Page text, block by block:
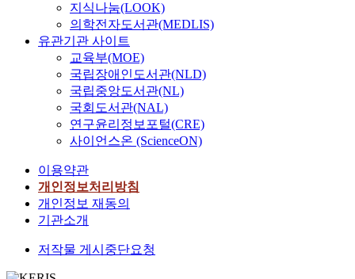
지식나눔(LOOK)
의학전자도서관(MEDLIS)
유관기관 사이트
교육부(MOE)
국립장애인도서관(NLD)
국립중앙도서관(NL)
국회도서관(NAL)
연구윤리정보포털(CRE)
사이언스온 (ScienceON)
이용약관
개인정보처리방침
개인정보 재동의
기관소개
저작물 게시중단요청